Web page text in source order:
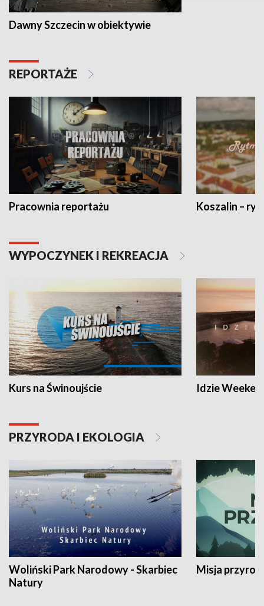
Dawny Szczecin w obiektywie
REPORTAŻE
Pracownia reportażu Koszalin –
WYPOCZYNEK I REKREACJA
Kurs na Świnoujście Idzie
PRZYRODA I EKOLOGIA
Woliński Park Narodowy - Skarbiec
Natury
Misja